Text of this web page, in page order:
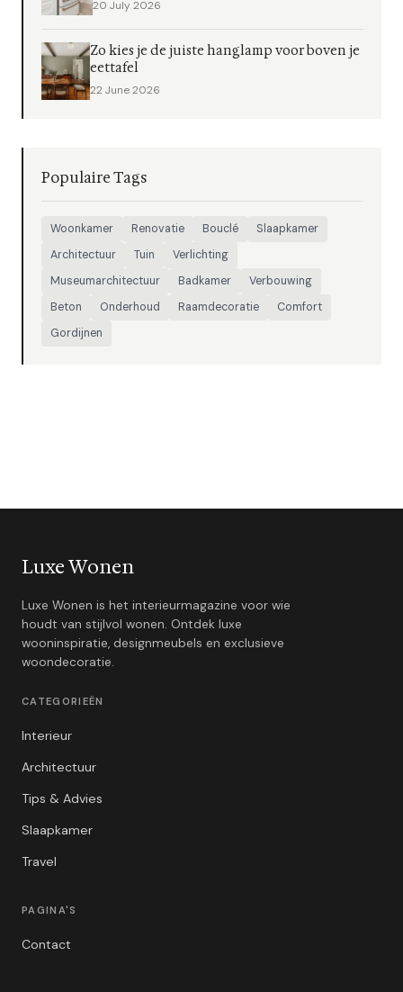
20 July 2026
Zo kies je de juiste hanglamp voor boven je
eettafel
22 June 2026
Populaire Tags
Woonkamer Renovatie Bouclé
Slaapkamer
Architectuur
Tuin
Verlichting
Museumarchitectuur
Badkamer
Verbouwing
Beton
Onderhoud Raamdecoratie
Comfort
Gordijnen
Luxe Wonen
Luxe Wonen is het interieurmagazine voor wie
houdt van stijlvol wonen. Ontdek luxe
wooninspiratie, designmeubels en exclusieve
woondecoratie.
CATEGORIEËN
Interieur
Architectuur
Tips & Advies
Slaapkamer
Travel
PAGINA'S
Contact